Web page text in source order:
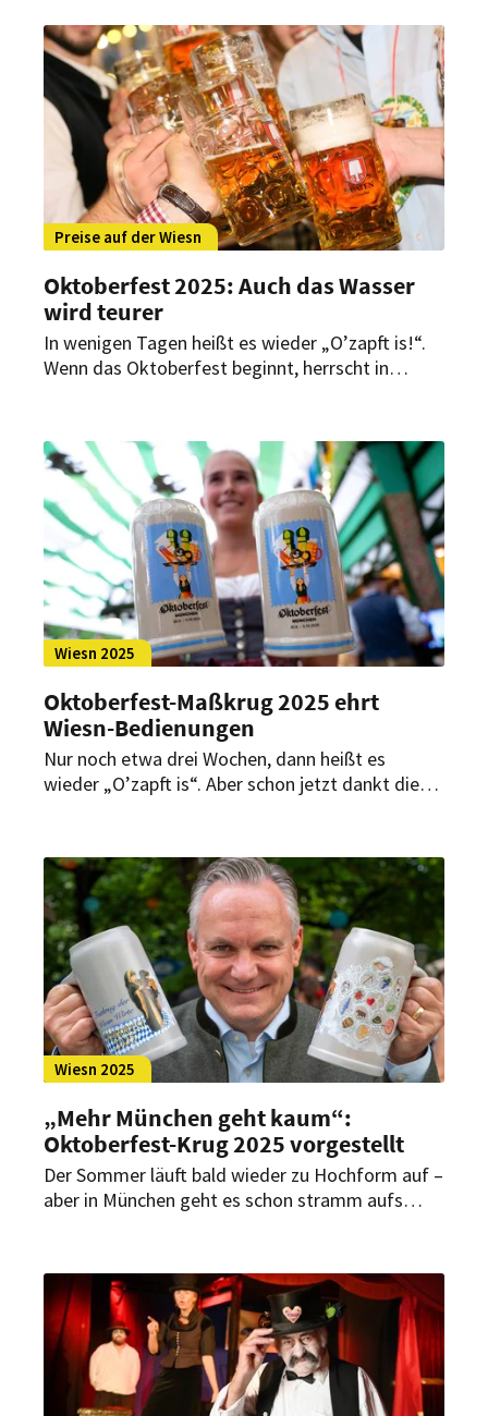
erste Wiesnwochenende bereits viele Besucher
an.
Preise auf der Wiesn
Oktoberfest 2025: Auch das Wasser
wird teurer
In wenigen Tagen heißt es wieder „O’zapft is!“.
Wenn das Oktoberfest beginnt, herrscht in
überrascht nicht. Auch die Preise für alkoholfreie
Getränke steigen in diesem Jahr.
Wiesn 2025
Oktoberfest-Maßkrug 2025 ehrt
Wiesn-Bedienungen
Nur noch etwa drei Wochen, dann heißt es
wieder „O’zapft is“. Aber schon jetzt dankt die
des Festes soll dafür eine besondere Hommage
sein.
Wiesn 2025
„Mehr München geht kaum“:
Oktoberfest-Krug 2025 vorgestellt
Der Sommer läuft bald wieder zu Hochform auf –
aber in München geht es schon stramm aufs